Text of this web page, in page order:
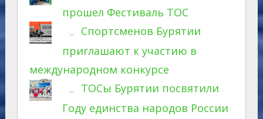
прошел Фестиваль ТОС
Спортсменов Бурятии
приглашают к участию в
международном конкурсе
ТОСы Бурятии посвятили
Году единства народов России